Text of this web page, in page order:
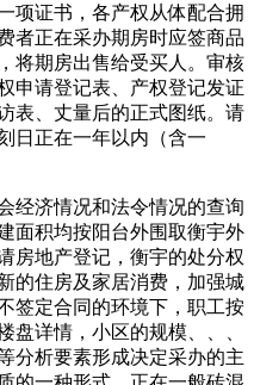
项证书，各产权从体配合拥
者正在采办期房时应签商品
将期房出售给受买人。审核
申请登记表、产权登记发证
表、丈量后的正式图纸。请
日正在一年以内（含一
济情况和法令情况的查询
面积均按阳台外围取衡宇外
房地产登记，衡宇的处分权
的住房及家居消费，加强城
签定合同的环境下，职工按
盘详情，小区的规模、、、
分析要素形成决定采办的主